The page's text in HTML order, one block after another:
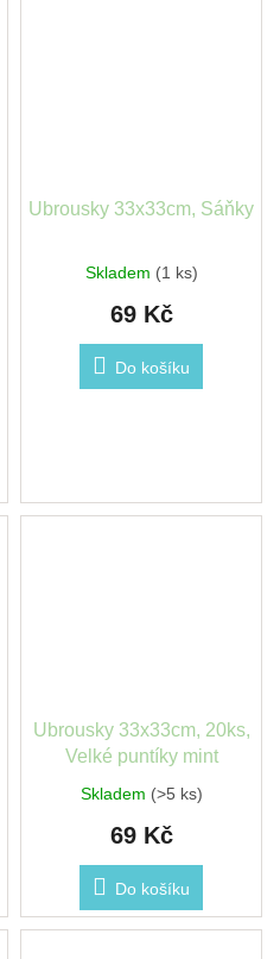
Ubrousky 33x33cm, Sáňky
Skladem (1 ks)
69 Kč
Do košíku
Ubrousky 33x33cm, 20ks,
Velké puntíky mint
Skladem (>5 ks)
69 Kč
Do košíku